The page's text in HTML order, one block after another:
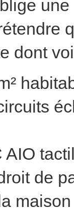
dont
AIO
de